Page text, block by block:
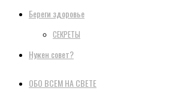
Береги здоровье
СЕКРЕТЫ
Нужен совет?
ОБО ВСЕМ НА СВЕТЕ